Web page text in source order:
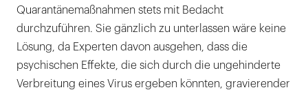
Quarantänemaßnahmen stets mit Bedacht
durchzuführen. Sie gänzlich zu unterlassen wäre keine
Lösung, da Experten davon ausgehen, dass die
psychischen Effekte, die sich durch die ungehinderte
Verbreitung eines Virus ergeben könnten, gravierender